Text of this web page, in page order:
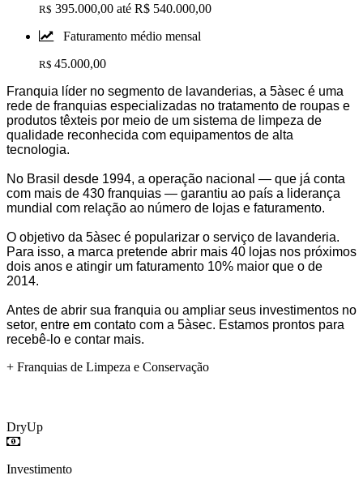
R$ 395.000,00 até R$ 540.000,00
Faturamento médio mensal
R$ 45.000,00
Franquia líder no segmento de lavanderias, a 5àsec é uma
rede de franquias especializadas no tratamento de roupas e
produtos têxteis por meio de um sistema de limpeza de
qualidade reconhecida com equipamentos de alta
tecnologia.
No Brasil desde 1994, a operação nacional — que já conta
com mais de 430 franquias — garantiu ao país a liderança
mundial com relação ao número de lojas e faturamento.
O objetivo da 5àsec é popularizar o serviço de lavanderia.
Para isso, a marca pretende abrir mais 40 lojas nos próximos
dois anos e atingir um faturamento 10% maior que o de
2014.
Antes de abrir sua franquia ou ampliar seus investimentos no
setor, entre em contato com a 5àsec. Estamos prontos para
recebê-lo e contar mais.
+ Franquias de Limpeza e Conservação
DryUp
Investimento